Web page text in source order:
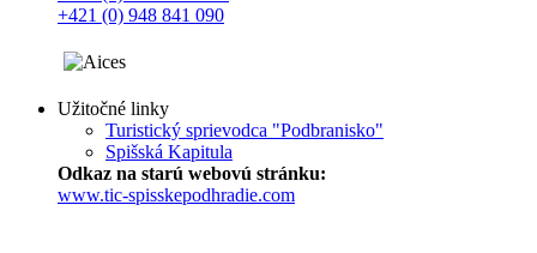
+421 (0) 948 841 090
Užitočné linky
Turistický sprievodca "Podbranisko"
Spišská Kapitula
Odkaz na starú webovú stránku:
www.tic-spisskepodhradie.com